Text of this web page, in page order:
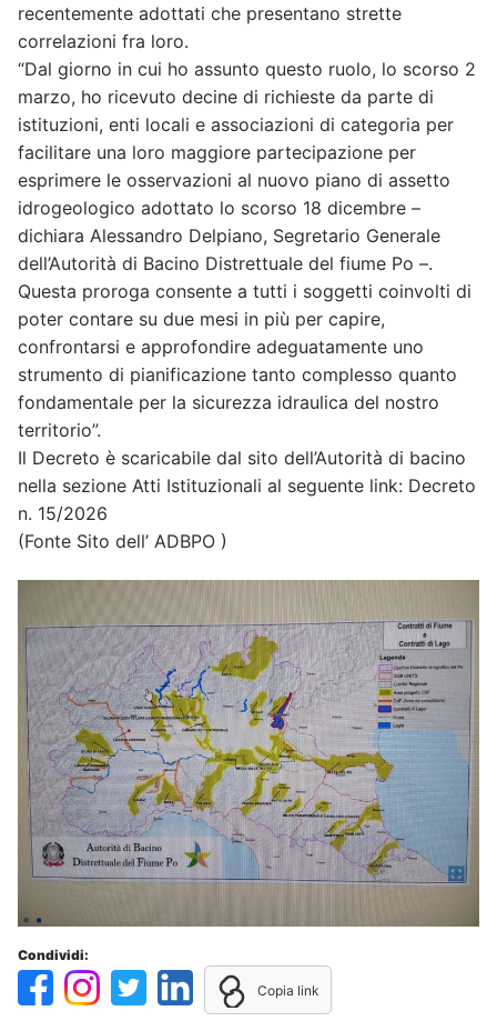
recentemente adottati che presentano strette
correlazioni fra loro.
“Dal giorno in cui ho assunto questo ruolo, lo scorso 2
marzo, ho ricevuto decine di richieste da parte di
istituzioni, enti locali e associazioni di categoria per
facilitare una loro maggiore partecipazione per
esprimere le osservazioni al nuovo piano di assetto
idrogeologico adottato lo scorso 18 dicembre –
dichiara Alessandro Delpiano, Segretario Generale
dell’Autorità di Bacino Distrettuale del fiume Po –.
Questa proroga consente a tutti i soggetti coinvolti di
poter contare su due mesi in più per capire,
confrontarsi e approfondire adeguatamente uno
strumento di pianificazione tanto complesso quanto
fondamentale per la sicurezza idraulica del nostro
territorio”.
Il Decreto è scaricabile dal sito dell’Autorità di bacino
nella sezione Atti Istituzionali al seguente link: Decreto
n. 15/2026
(Fonte Sito dell’ ADBPO )
Condividi:
Copia link